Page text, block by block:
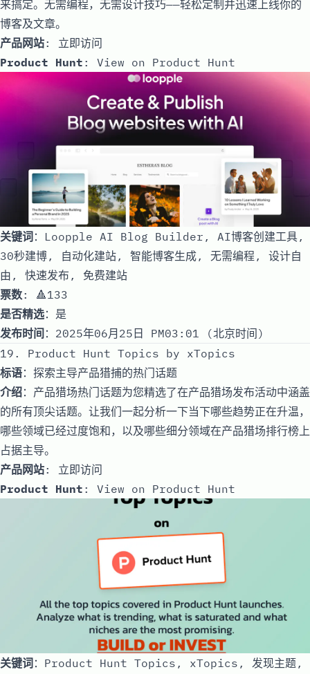
来搞定。无需编程，无需设计技巧——轻松定制并迅速上线你的
博客及文章。
产品网站: 立即访问
Product Hunt : View on Product Hunt
关键词：Loopple AI Blog Builder, AI博客创建工具,
30秒建博, 自动化建站, 智能博客生成, 无需编程, 设计自
由, 快速发布, 免费建站
票数: 🔺133
是否精选：是
发布时间 ：2025年06月25日 PM03:01 (北京时间)
19. Product Hunt Topics by xTopics
标语：探索主导产品猎捕的热门话题
介绍：产品猎场热门话题为您精选了在产品猎场发布活动中涵盖
的所有顶尖话题。让我们一起分析一下当下哪些趋势正在升温，
哪些领域已经过度饱和，以及哪些细分领域在产品猎场排行榜上
占据主导。
产品网站: 立即访问
Product Hunt : View on Product Hunt
关键词：Product Hunt Topics, xTopics, 发现主题,